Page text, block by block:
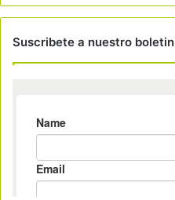
Suscribete a nuestro boletin